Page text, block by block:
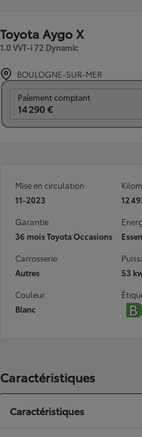
Toyota Aygo X
1.0 VVT-i 72 Dynamic
BOULOGNE-SUR-MER
Paiement comptant
14 290 €
Mise en circulation
11-2023
12
Garantie
36 mois Toyota Occasions
Carrosserie
Autres
53
Couleur
Blanc
Caractéristiques
Caractéristiques